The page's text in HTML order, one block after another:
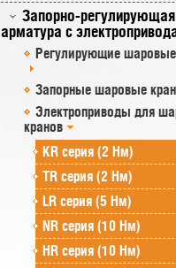
Запорно-регулирующая
арматура с
Регулирующие
Запорные шаровые
Электроприводы для
кранов
KR серия (2 Нм)
TR серия (2 Нм)
LR серия (5 Нм)
NR серия (10 Нм)
HR серия (10 Нм)